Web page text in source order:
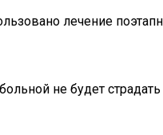
лечение
не будет страдать